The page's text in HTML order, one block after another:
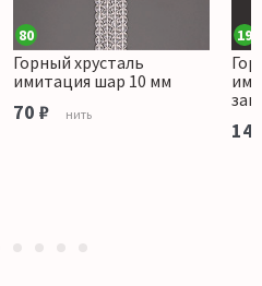
80
Горный хрусталь
имитация шар 10 мм
70 ₽ нить
19